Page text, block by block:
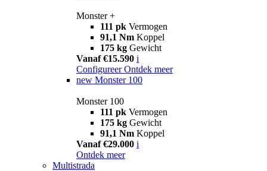
Monster +
111 pk Vermogen
91,1 Nm Koppel
175 kg Gewicht
Vanaf €15.590 i
Configureer Ontdek meer
new Monster 100
Monster 100
111 pk Vermogen
175 kg Gewicht
91,1 Nm Koppel
Vanaf €29.000 i
Ontdek meer
Multistrada